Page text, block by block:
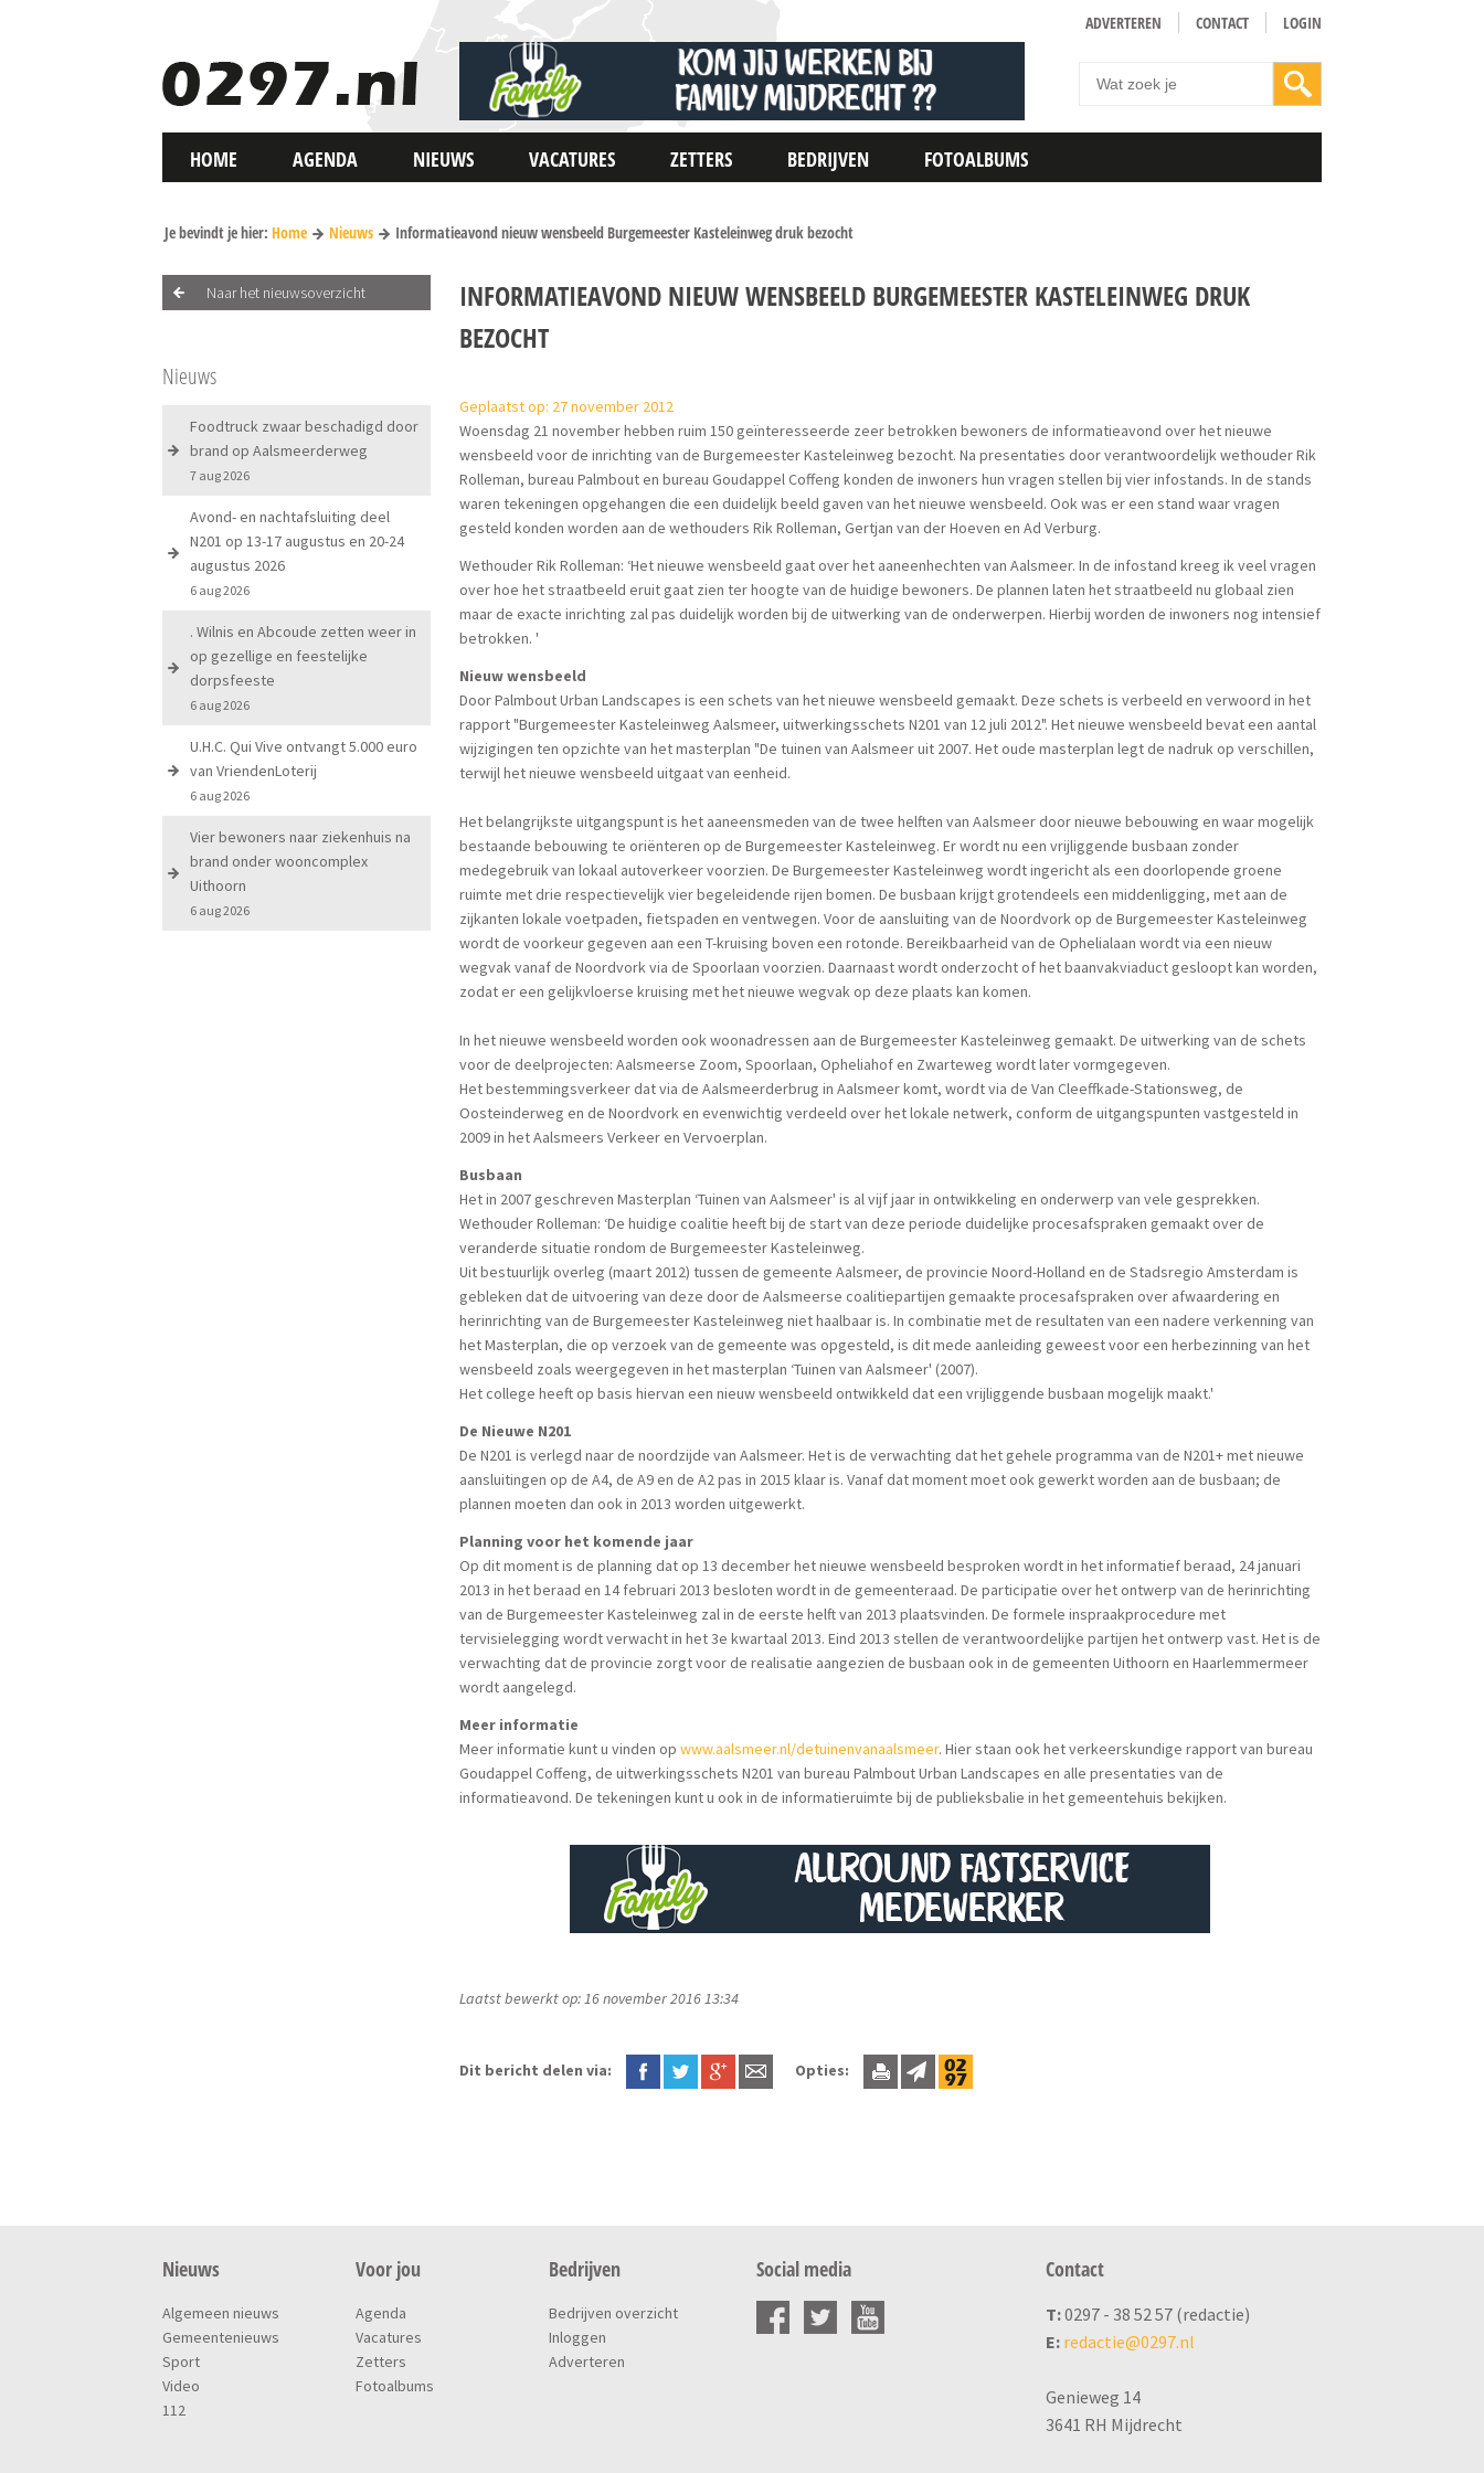
ADVERTEREN CONTACT LOGIN
HOME AGENDA NIEUWS VACATURES ZETTERS BEDRIJVEN FOTOALBUMS
Je bevindt je hier: Home Nieuws Informatieavond nieuw wensbeeld Burgemeester Kasteleinweg druk bezocht
Naar het nieuwsoverzicht
Nieuws
Foodtruck zwaar beschadigd door
brand op Aalsmeerderweg
7 aug 2026
Avond- en nachtafsluiting deel
N201 op 13-17 augustus en 20-24
augustus 2026
6 aug 2026
. Wilnis en Abcoude zetten weer in
op gezellige en feestelijke
dorpsfeeste
6 aug 2026
U.H.C. Qui Vive ontvangt 5.000 euro
van VriendenLoterij
6 aug 2026
Vier bewoners naar ziekenhuis na
brand onder wooncomplex
Uithoorn
6 aug 2026
INFORMATIEAVOND NIEUW WENSBEELD BURGEMEESTER KASTELEINWEG DRUK
BEZOCHT
Geplaatst op: 27 november 2012
Woensdag 21 november hebben ruim 150 geïnteresseerde zeer betrokken bewoners de informatieavond over het nieuwe
wensbeeld voor de inrichting van de Burgemeester Kasteleinweg bezocht. Na presentaties door verantwoordelijk wethouder Rik
Rolleman, bureau Palmbout en bureau Goudappel Coffeng konden de inwoners hun vragen stellen bij vier infostands. In de stands
waren tekeningen opgehangen die een duidelijk beeld gaven van het nieuwe wensbeeld. Ook was er een stand waar vragen
gesteld konden worden aan de wethouders Rik Rolleman, Gertjan van der Hoeven en Ad Verburg.
Wethouder Rik Rolleman: ‘Het nieuwe wensbeeld gaat over het aaneenhechten van Aalsmeer. In de infostand kreeg ik veel vragen
over hoe het straatbeeld eruit gaat zien ter hoogte van de huidige bewoners. De plannen laten het straatbeeld nu globaal zien
maar de exacte inrichting zal pas duidelijk worden bij de uitwerking van de onderwerpen. Hierbij worden de inwoners nog intensief
betrokken. '
Nieuw wensbeeld
Door Palmbout Urban Landscapes is een schets van het nieuwe wensbeeld gemaakt. Deze schets is verbeeld en verwoord in het
rapport "Burgemeester Kasteleinweg Aalsmeer, uitwerkingsschets N201 van 12 juli 2012". Het nieuwe wensbeeld bevat een aantal
wijzigingen ten opzichte van het masterplan "De tuinen van Aalsmeer uit 2007. Het oude masterplan legt de nadruk op verschillen,
terwijl het nieuwe wensbeeld uitgaat van eenheid.
Het belangrijkste uitgangspunt is het aaneensmeden van de twee helften van Aalsmeer door nieuwe bebouwing en waar mogelijk
bestaande bebouwing te oriënteren op de Burgemeester Kasteleinweg. Er wordt nu een vrijliggende busbaan zonder
medegebruik van lokaal autoverkeer voorzien. De Burgemeester Kasteleinweg wordt ingericht als een doorlopende groene
ruimte met drie respectievelijk vier begeleidende rijen bomen. De busbaan krijgt grotendeels een middenligging, met aan de
zijkanten lokale voetpaden, fietspaden en ventwegen. Voor de aansluiting van de Noordvork op de Burgemeester Kasteleinweg
wordt de voorkeur gegeven aan een T-kruising boven een rotonde. Bereikbaarheid van de Ophelialaan wordt via een nieuw
wegvak vanaf de Noordvork via de Spoorlaan voorzien. Daarnaast wordt onderzocht of het baanvakviaduct gesloopt kan worden,
zodat er een gelijkvloerse kruising met het nieuwe wegvak op deze plaats kan komen.
In het nieuwe wensbeeld worden ook woonadressen aan de Burgemeester Kasteleinweg gemaakt. De uitwerking van de schets
voor de deelprojecten: Aalsmeerse Zoom, Spoorlaan, Opheliahof en Zwarteweg wordt later vormgegeven.
Het bestemmingsverkeer dat via de Aalsmeerderbrug in Aalsmeer komt, wordt via de Van Cleeffkade-Stationsweg, de
Oosteinderweg en de Noordvork en evenwichtig verdeeld over het lokale netwerk, conform de uitgangspunten vastgesteld in
2009 in het Aalsmeers Verkeer en Vervoerplan.
Busbaan
Het in 2007 geschreven Masterplan ‘Tuinen van Aalsmeer' is al vijf jaar in ontwikkeling en onderwerp van vele gesprekken.
Wethouder Rolleman: ‘De huidige coalitie heeft bij de start van deze periode duidelijke procesafspraken gemaakt over de
veranderde situatie rondom de Burgemeester Kasteleinweg.
Uit bestuurlijk overleg (maart 2012) tussen de gemeente Aalsmeer, de provincie Noord-Holland en de Stadsregio Amsterdam is
gebleken dat de uitvoering van deze door de Aalsmeerse coalitiepartijen gemaakte procesafspraken over afwaardering en
herinrichting van de Burgemeester Kasteleinweg niet haalbaar is. In combinatie met de resultaten van een nadere verkenning van
het Masterplan, die op verzoek van de gemeente was opgesteld, is dit mede aanleiding geweest voor een herbezinning van het
wensbeeld zoals weergegeven in het masterplan ‘Tuinen van Aalsmeer' (2007).
Het college heeft op basis hiervan een nieuw wensbeeld ontwikkeld dat een vrijliggende busbaan mogelijk maakt.'
De Nieuwe N201
De N201 is verlegd naar de noordzijde van Aalsmeer. Het is de verwachting dat het gehele programma van de N201+ met nieuwe
aansluitingen op de A4, de A9 en de A2 pas in 2015 klaar is. Vanaf dat moment moet ook gewerkt worden aan de busbaan; de
plannen moeten dan ook in 2013 worden uitgewerkt.
Planning voor het komende jaar
Op dit moment is de planning dat op 13 december het nieuwe wensbeeld besproken wordt in het informatief beraad, 24 januari
2013 in het beraad en 14 februari 2013 besloten wordt in de gemeenteraad. De participatie over het ontwerp van de herinrichting
van de Burgemeester Kasteleinweg zal in de eerste helft van 2013 plaatsvinden. De formele inspraakprocedure met
tervisielegging wordt verwacht in het 3e kwartaal 2013. Eind 2013 stellen de verantwoordelijke partijen het ontwerp vast. Het is de
verwachting dat de provincie zorgt voor de realisatie aangezien de busbaan ook in de gemeenten Uithoorn en Haarlemmermeer
wordt aangelegd.
Meer informatie
Meer informatie kunt u vinden opwww.aalsmeer.nl/detuinenvanaalsmeer. Hier staan ook het verkeerskundige rapport van bureau
Goudappel Coffeng, de uitwerkingsschets N201 van bureau Palmbout Urban Landscapes en alle presentaties van de
informatieavond. De tekeningen kunt u ook in de informatieruimte bij de publieksbalie in het gemeentehuis bekijken.
Laatst bewerkt op: 16 november 2016 13:34
Dit bericht delen via: Opties:
Nieuws
Algemeen nieuws
Gemeentenieuws
Sport
Video
112
Voor jou
Agenda
Vacatures
Zetters
Fotoalbums
Bedrijven
Bedrijven overzicht
Inloggen
Adverteren
Social media Contact
T:0297 - 38 52 57 (redactie)
E: redactie@0297.nl
Genieweg 14
3641 RH Mijdrecht